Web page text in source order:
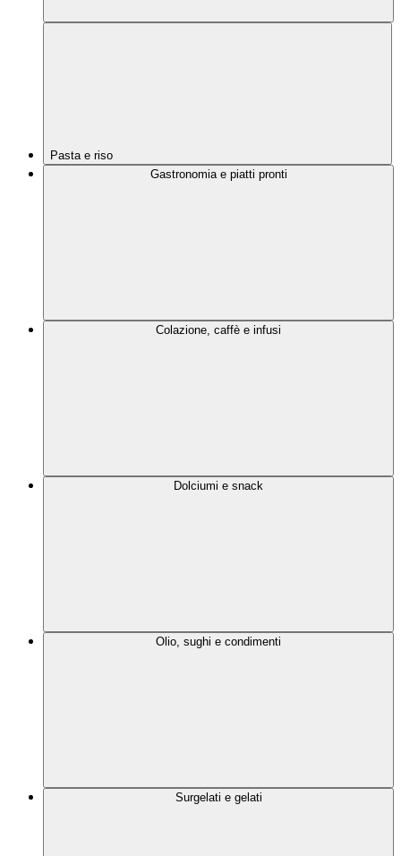
Pasta e riso
Gastronomia e piatti pronti
Colazione, caffè e infusi
Dolciumi e snack
Olio, sughi e condimenti
Surgelati e gelati